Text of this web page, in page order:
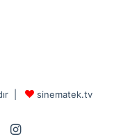
| sinematek.tv
Instagram